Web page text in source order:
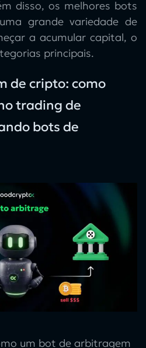
disso, os melhores bots
grande variedade de
a acumular capital, o
principais.
de cripto: como
trading de
bots de
um bot de arbitragem